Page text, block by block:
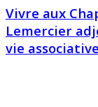
Vivre aux
Lemercier
vie associative